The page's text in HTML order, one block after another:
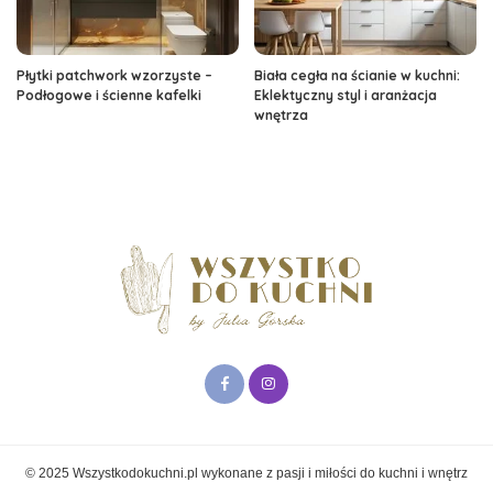
Płytki patchwork wzorzyste –
Podłogowe i ścienne kafelki
Biała cegła na ścianie w kuchni:
Eklektyczny styl i aranżacja
wnętrza
© 2025 Wszystkodokuchni.pl wykonane z pasji i miłości do kuchni i wnętrz